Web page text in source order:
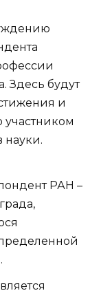
Здесь будут
и
участником
науки.
РАН –